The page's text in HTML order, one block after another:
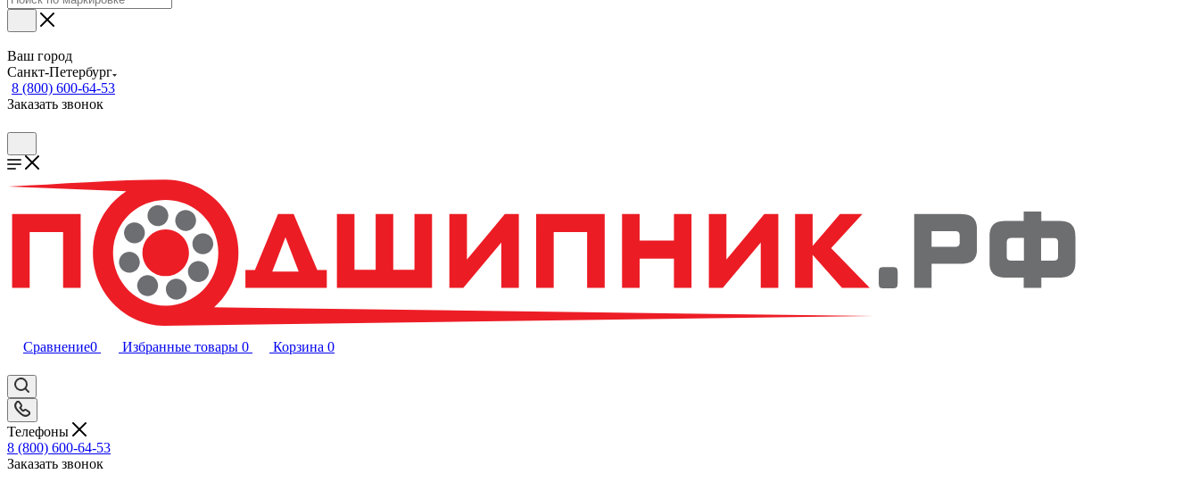
Ваш город
Санкт-Петербург
8 (800) 600-64-53
Заказать звонок
Сравнение0 Избранные товары 0 Корзина 0
Телефоны
8 (800) 600-64-53
Заказать звонок